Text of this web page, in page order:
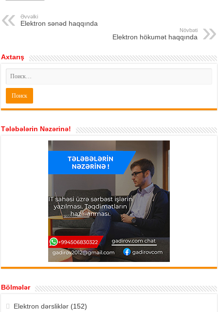
Əvvəlki
Elektron sənəd haqqında
Növbəti
Elektron hökumət haqqında
Axtarış
Tələbələrin Nəzərinə!
Bölmələr
Elektron dərsliklər(152)